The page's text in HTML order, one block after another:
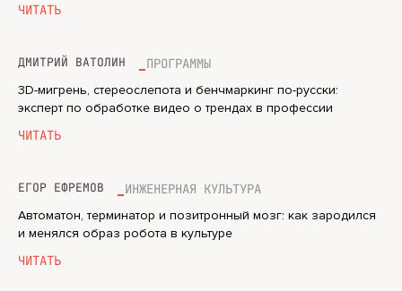
ЧИТАТЬ
ДМИТРИЙ ВАТОЛИН ПРОГРАММЫ
3D-мигрень, стереослепота и бенчмаркинг по-русски:
эксперт по обработке видео о трендах в профессии
ЧИТАТЬ
ЕГОР ЕФРЕМОВ ИНЖЕНЕРНАЯ КУЛЬТУРА
Автоматон, терминатор и позитронный мозг: как зародился
и менялся образ робота в культуре
ЧИТАТЬ